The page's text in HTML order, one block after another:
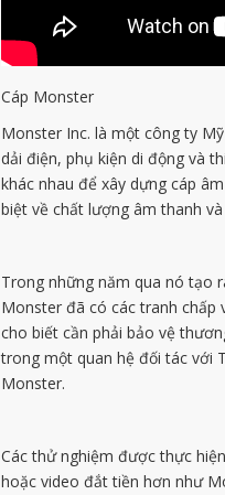
Cáp Monster
Monster Inc. là một công ty
dải điện, phụ kiện di động và
khác nhau để xây dựng cáp
biệt về chất lượng âm thanh
Trong những năm qua nó tạo
Monster đã có các tranh chấp
cho biết cần phải bảo vệ
trong một quan hệ đối tác với
Monster.
Các thử nghiệm được thực
hoặc video đắt tiền hơn như